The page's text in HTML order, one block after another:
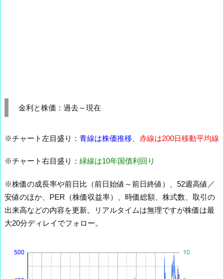
金利と株価：過去～現在
※チャート左目盛り： 青線は株価推移 赤線は200日移動平均線
※チャート右目盛り： 緑線は10年国債利回り
※株価の成長率や前日比（前日始値～前日終値）、52週高値／
安値のほか、PER（株価収益率）、時価総額、株式数、取引の
出来高などの内容を更新。リアルタイムは無理ですが株価は最
大20分ディレイでフォロー。